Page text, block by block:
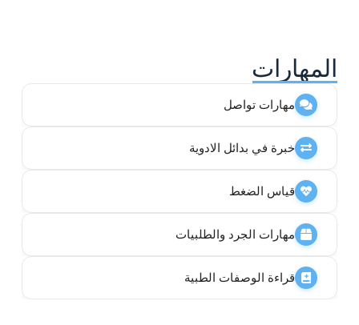
المهارات
مهارات تواصل
خبرة في بدائل الادوية
قياس الضغط
مهارات الجرد والطلبيات
قراءة الوصفات الطبية